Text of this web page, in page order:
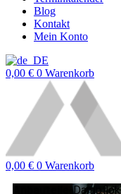
Blog
Kontakt
Mein Konto
0,00 € 0 Warenkorb
0,00 € 0 Warenkorb
-Dampflok